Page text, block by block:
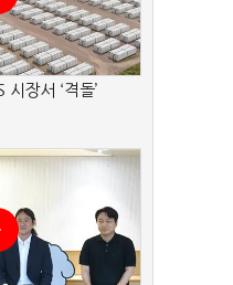
장서 ‘격돌’